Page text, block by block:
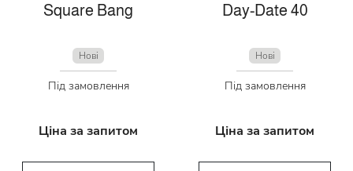
Square Bang
Нові
Під замовлення
Ціна за запитом
Day-Date 40
Нові
Під замовлення
Ціна за запитом